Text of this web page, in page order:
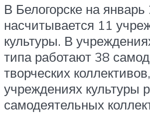
В Белогорске на январь
насчитывается 11
культуры. В
типа работают 38
творческих
учреждениях культуры
самодеятельных